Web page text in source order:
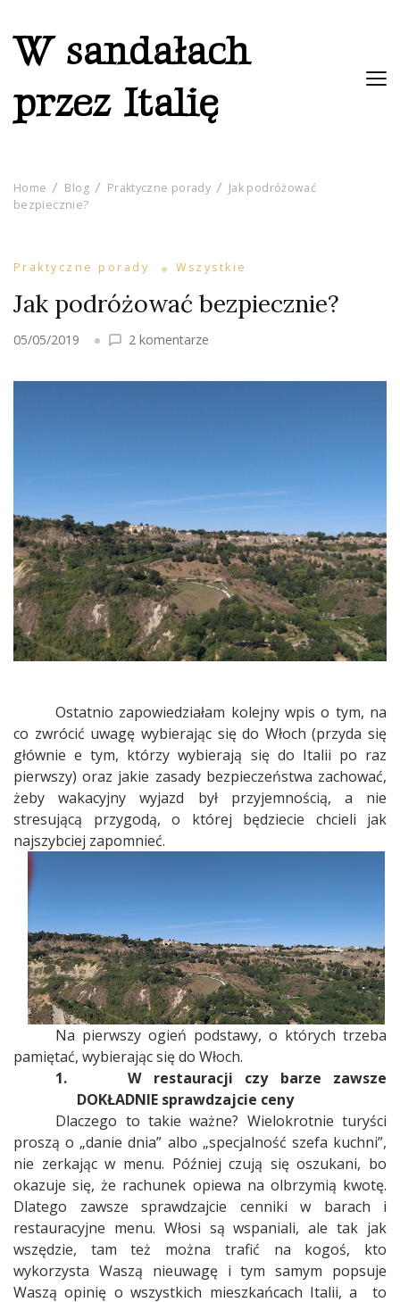
W sandałach
przez Italię
Home Blog Praktyczne porady
Jak podróżować
bezpiecznie?
Praktyczne porady Wszystkie
Jak podróżować bezpiecznie?
05/05/2019 2 komentarze
podróżować
Ostatnio zapowiedziałam kolejny wpis o tym, na
co zwrócić uwagę wybierając się do Włoch (przyda się
głównie e tym, którzy wybierają się do Italii po raz
pierwszy) oraz jakie zasady bezpieczeństwa zachować,
żeby wakacyjny wyjazd był przyjemnością, a nie
stresującą przygodą, o której będziecie chcieli jak
najszybciej zapomnieć.
Na pierwszy ogień podstawy, o których trzeba
pamiętać, wybierając się do Włoch.
1.
W restauracji czy barze zawsze
DOKŁADNIE sprawdzajcie ceny
Dlaczego to takie ważne? Wielokrotnie turyści
proszą o „danie dnia” albo „specjalność szefa kuchni”,
nie zerkając w menu. Później czują się oszukani, bo
okazuje się, że rachunek opiewa na olbrzymią kwotę.
Dlatego zawsze sprawdzajcie cenniki w barach i
restauracyjne menu. Włosi są wspaniali, ale tak jak
wszędzie, tam też można trafić na kogoś, kto
wykorzysta Waszą nieuwagę i tym samym popsuje
Waszą opinię o wszystkich mieszkańcach Italii, a
to